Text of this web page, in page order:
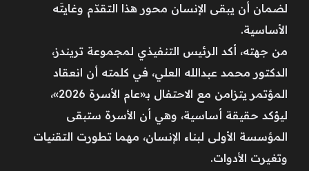
لضمان أن يبقى الإنسان محور هذا التقدّم وغايتَه
الأساسية.
من جهته، أكد الرئيس التنفيذي لمجموعة تريندز،
الدكتور محمد عبدالله العلي، في كلمته أن انعقاد
المؤتمر يتزامن مع الاحتفال بـ«عام الأسرة 2026»،
ليؤكد حقيقة أساسية، وهي أن الأسرة ستبقى
المؤسسة الأولى لبناء الإنسان، مهما تطورت التقنيات
وتغيرت الأدوات.